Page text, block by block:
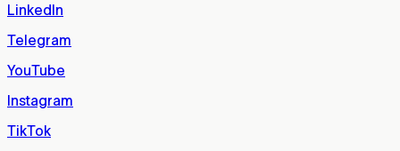
LinkedIn
Telegram
YouTube
Instagram
TikTok